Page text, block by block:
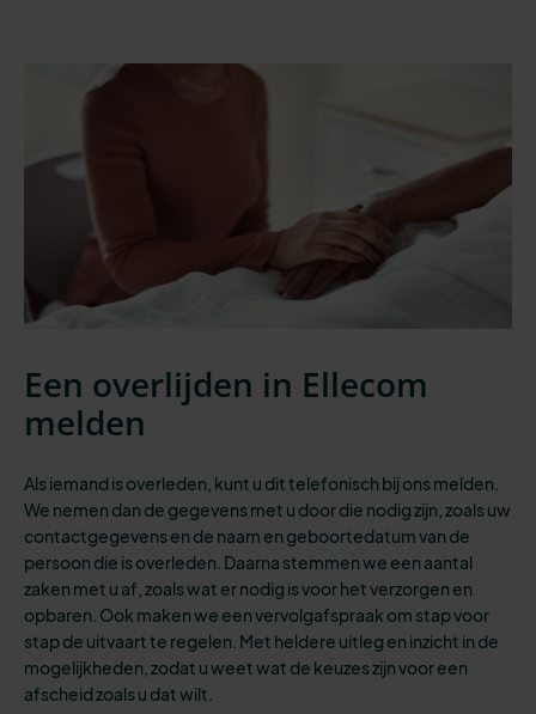
Een overlijden in Ellecom
melden
Als iemand is overleden, kunt u dit telefonisch bij ons melden.
We nemen dan de gegevens met u door die nodig zijn, zoals uw
contactgegevens en de naam en geboortedatum van de
persoon die is overleden. Daarna stemmen we een aantal
zaken met u af, zoals wat er nodig is voor het verzorgen en
opbaren. Ook maken we een vervolgafspraak om stap voor
stap de uitvaart te regelen. Met heldere uitleg en inzicht in de
mogelijkheden, zodat u weet wat de keuzes zijn voor een
afscheid zoals u dat wilt.